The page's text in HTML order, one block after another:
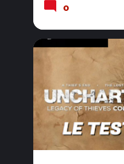
0